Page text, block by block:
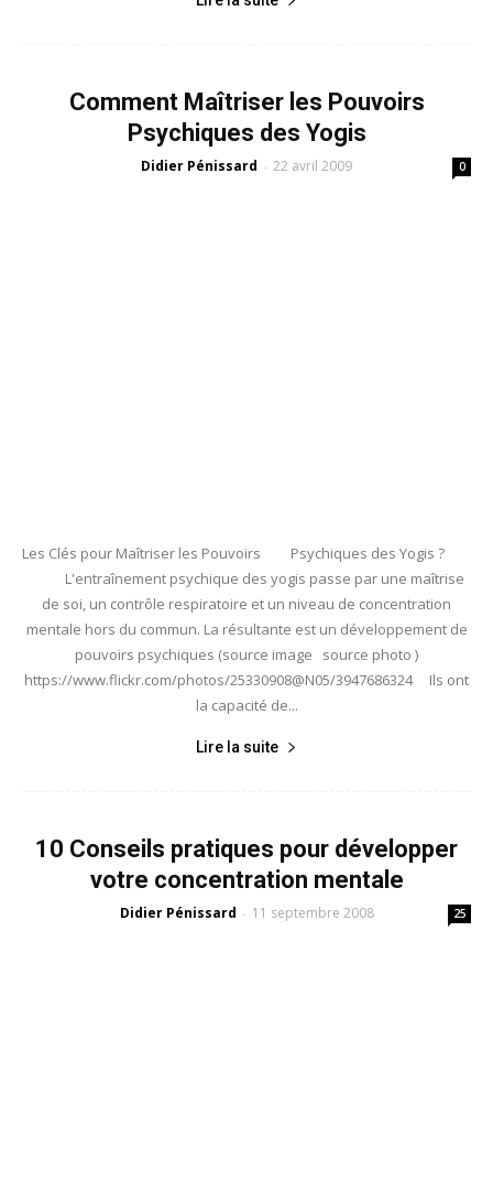
Comment Maîtriser les Pouvoirs
Psychiques des Yogis
Didier Pénissard - 22 avril 2009 0
Les Clés pour Maîtriser les Pouvoirs Psychiques des Yogis ?
L'entraînement psychique des yogis passe par une maîtrise
de soi, un contrôle respiratoire et un niveau de concentration
mentale hors du commun. La résultante est un développement de
pouvoirs psychiques (source image source photo )
https://www.flickr.com/photos/25330908@N05/3947686324 Ils ont
la capacité de...
Lire la suite
10 Conseils pratiques pour développer
votre concentration mentale
Didier Pénissard - 11 septembre 2008 25